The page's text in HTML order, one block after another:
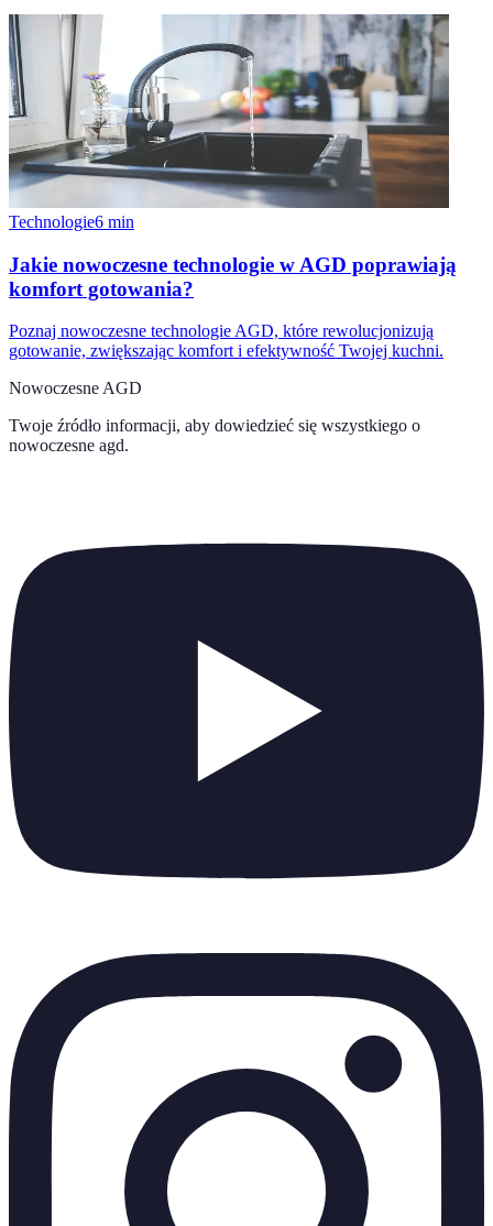
Technologie6 min
Jakie nowoczesne technologie w AGD poprawiają
komfort gotowania?
Poznaj nowoczesne technologie AGD, które rewolucjonizują
gotowanie, zwiększając komfort i efektywność Twojej kuchni.
Nowoczesne AGD
Twoje źródło informacji, aby dowiedzieć się wszystkiego o
nowoczesne agd.